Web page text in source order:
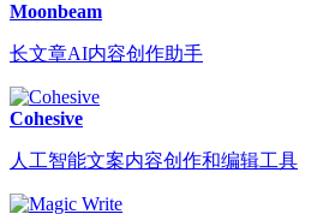
Moonbeam
长文章AI内容创作助手
Cohesive
人工智能文案内容创作和编辑工具